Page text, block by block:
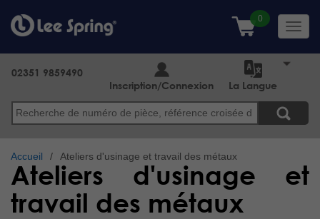
au
contenu
principal
Search
02351 9859490
Inscription/Connexion
La Langue
Accueil Ateliers d'usinage et travail des métaux
Ateliers d'usinage et
travail des métaux